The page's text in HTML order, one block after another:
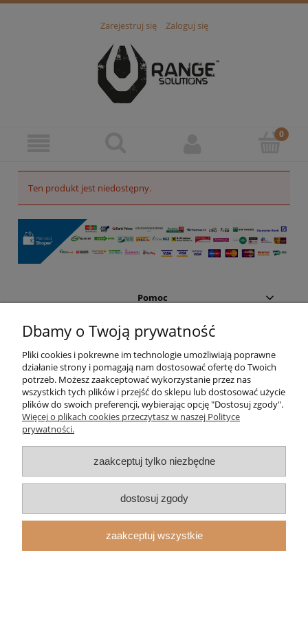
Zarejestruj się Zaloguj się
Ten produkt jest niedostępny.
Pomoc
Moje konto
Strefa Klienta
Informacje
pokaż pełną wersję strony
Sklep internetowy Shoper.pl
Dbamy o Twoją prywatność
Pliki cookies i pokrewne im technologie umożliwiają poprawne
działanie strony i pomagają nam dostosować ofertę do Twoich
potrzeb. Możesz zaakceptować wykorzystanie przez nas
wszystkich tych plików i przejść do sklepu lub dostosować użycie
plików do swoich preferencji, wybierając opcję "Dostosuj zgody".
Więcej o plikach cookies przeczytasz w naszej Polityce
prywatności.
zaakceptuj tylko niezbędne
dostosuj zgody
zaakceptuj wszystkie